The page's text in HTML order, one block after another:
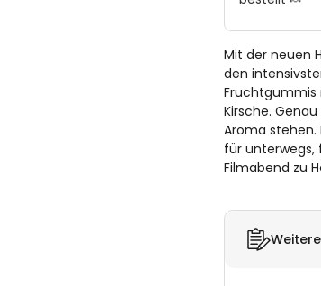
Mit der neuen
den
Fruchtgummis
Kirsche.
Aroma stehen.
für unterwegs,
Filmabend zu